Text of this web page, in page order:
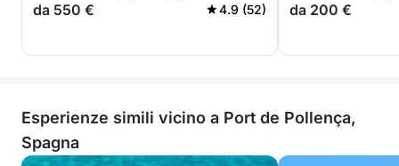
da 550 € 4.9 (52) da 200 €
Esperienze simili vicino a Port de Pollença,
Spagna